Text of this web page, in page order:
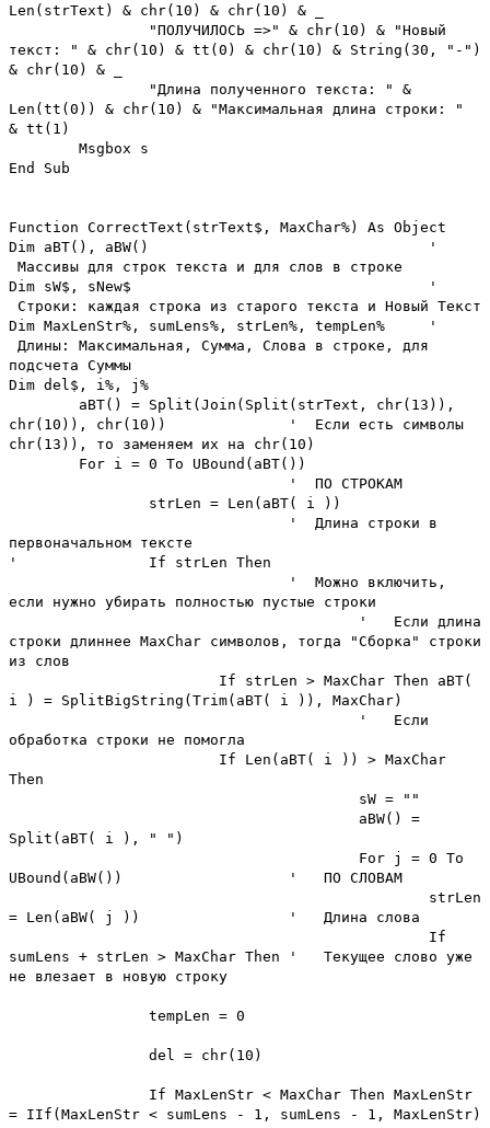
Len(strText) & chr(10) & chr(10) & _
"ПОЛУЧИЛОСЬ =>" & chr(10) & "Новый
текст: " & chr(10) & tt(0) & chr(10) & String(30, "-")
& chr(10) & _
"Длина полученного текста: " &
Len(tt(0)) & chr(10) & "Максимальная длина строки: "
& tt(1)
Msgbox s
End Sub
Function CorrectText(strText$, MaxChar%) As Object
Dim aBT(), aBW()
'
Массивы для строк текста и для слов в строке
Dim sW$, sNew$
'
Строки: каждая строка из старого текста и Новый Текст
Dim MaxLenStr%, sumLens%, strLen%, tempLen%
'
Длины: Максимальная, Сумма, Слова в строке, для
подсчета Суммы
Dim del$, i%, j%
aBT() = Split(Join(Split(strText, chr(13)),
chr(10)), chr(10))
' Если есть символы
chr(13)), то заменяем их на chr(10)
For i = 0 To UBound(aBT())
' ПО СТРОКАМ
strLen = Len(aBT( i ))
' Длина строки в
первоначальном тексте
'
If strLen Then
' Можно включить,
если нужно убирать полностью пустые строки
' Если длина
строки длиннее MaxChar символов, тогда "Сборка" строки
из слов
If strLen > MaxChar Then aBT(
i ) = SplitBigString(Trim(aBT( i )), MaxChar)
' Если
обработка строки не помогла
If Len(aBT( i )) > MaxChar
Then
sW = ""
aBW() =
Split(aBT( i ), " ")
For j = 0 To
UBound(aBW())
' ПО СЛОВАМ
strLen
= Len(aBW( j ))
' Длина слова
If
sumLens + strLen > MaxChar Then
' Текущее слово уже
не влезает в новую строку
tempLen = 0
del = chr(10)
If MaxLenStr < MaxChar Then MaxLenStr
= IIf(MaxLenStr < sumLens - 1, sumLens - 1, MaxLenStr)